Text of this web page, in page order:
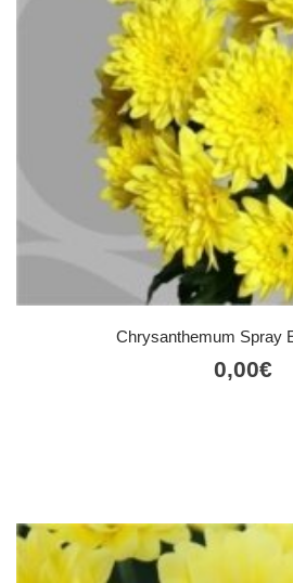
Chrysanthemum Spray
0,00€